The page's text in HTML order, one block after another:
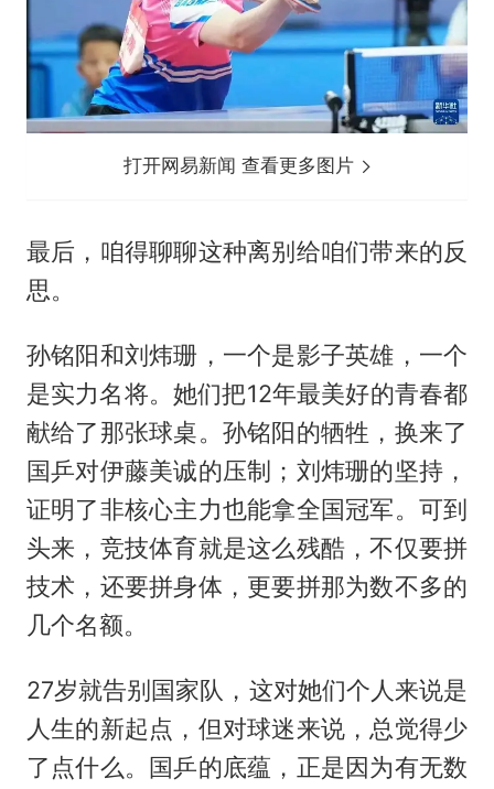
打开网易新闻 查看更多图片
最后，咱得聊聊这种离别给咱们带来的反
思。
孙铭阳和刘炜珊，一个是影子英雄，一个
是实力名将。她们把12年最美好的青春都
献给了那张球桌。孙铭阳的牺牲，换来了
国乒对伊藤美诚的压制；刘炜珊的坚持，
证明了非核心主力也能拿全国冠军。可到
头来，竞技体育就是这么残酷，不仅要拼
技术，还要拼身体，更要拼那为数不多的
几个名额。
27岁就告别国家队，这对她们个人来说是
人生的新起点，但对球迷来说，总觉得少
了点什么。国乒的底蕴，正是因为有无数